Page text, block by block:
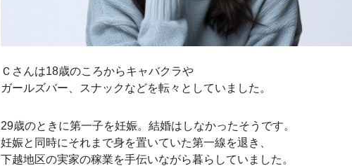
Ｃさんは18歳のころからキャバクラや
ガールズバー、スナックなどを転々としていました。
29歳のときに第一子を妊娠。結婚はしなかったそうです。
妊娠と同時にそれまで身を置いていた第一線を退き、
下越地区の実家の稼業を手伝いながら暮らしていました。